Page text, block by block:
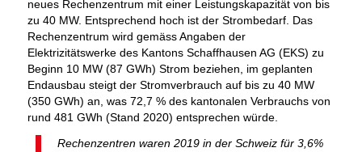
neues Rechenzentrum mit einer Leistungskapazität von bis
zu 40 MW. Entsprechend hoch ist der Strombedarf. Das
Rechenzentrum wird gemäss Angaben der
Elektrizitätswerke des Kantons Schaffhausen AG (EKS) zu
Beginn 10 MW (87 GWh) Strom beziehen, im geplanten
Endausbau steigt der Stromverbrauch auf bis zu 40 MW
(350 GWh) an, was 72,7 % des kantonalen Verbrauchs von
rund 481 GWh (Stand 2020) entsprechen würde.
Rechenzentren waren 2019 in der Schweiz für 3,6%